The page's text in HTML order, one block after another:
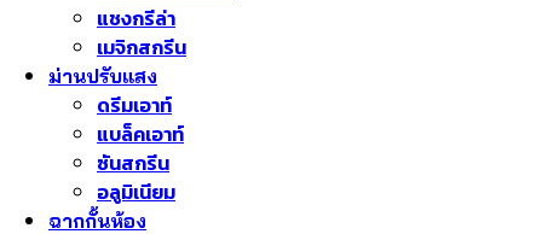
แชงกรีล่า
เมจิกสกรีน
ม่านปรับแสง
ดรีมเอาท์
แบล็คเอาท์
ซันสกรีน
อลูมิเนียม
ฉากกั้นห้อง